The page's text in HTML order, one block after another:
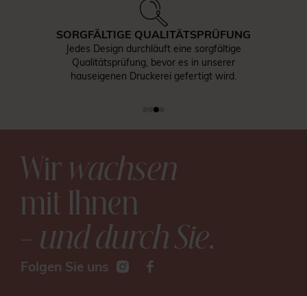
SORGFÄLTIGE QUALITÄTSPRÜFUNG
Jedes Design durchläuft eine sorgfältige
Qualitätsprüfung, bevor es in unserer
hauseigenen Druckerei gefertigt wird.
Wirwachsen
mit Ihnen
– und durch Sie.
Folgen Sie uns